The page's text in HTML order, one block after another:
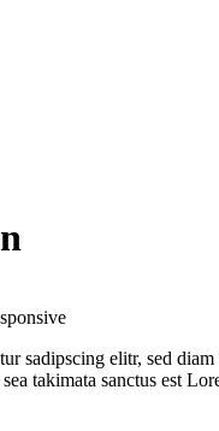
sadipscing elitr, sed
takimata sanctus est